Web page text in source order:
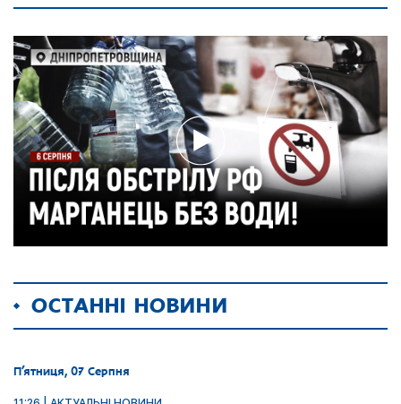
ОСТАННІ НОВИНИ
П’ятниця, 07 Серпня